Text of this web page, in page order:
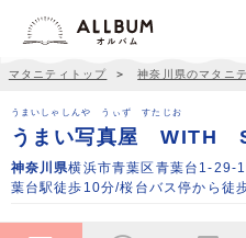
マタニティトップ ＞ 神奈川県のマタニ
うまいしゃしんや うぃず すたじお
うまい写真屋 WITH
神奈川県横浜市青葉区青葉台1-29-
葉台駅徒歩10分/桜台バス停から徒